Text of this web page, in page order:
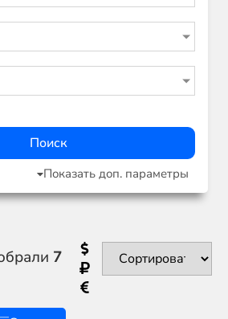
Поиск
Показать доп. параметры
7